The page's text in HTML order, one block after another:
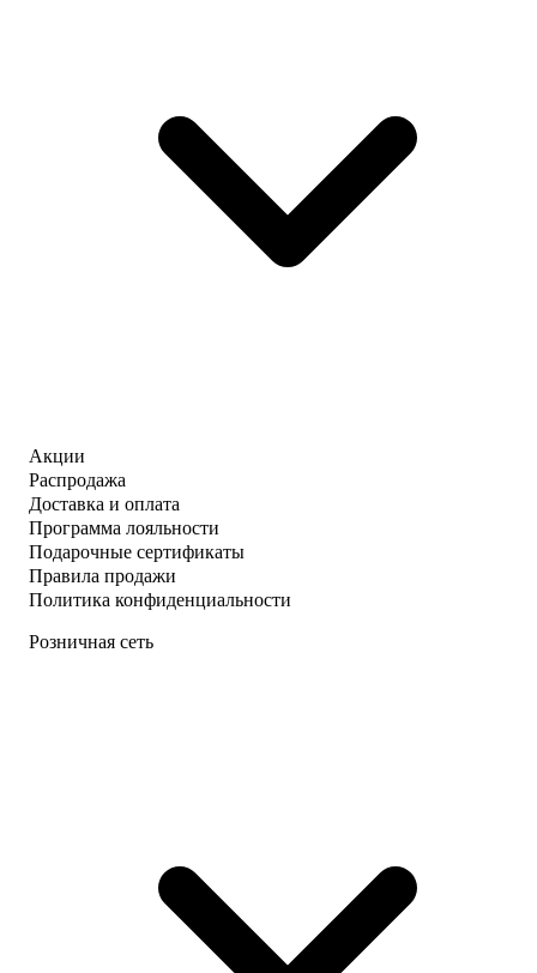
Акции
Распродажа
Доставка и оплата
Программа лояльности
Подарочные сертификаты
Правила продажи
Политика конфиденциальности
Розничная сеть